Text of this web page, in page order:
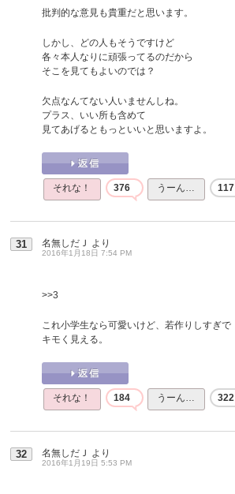
批判的な意見も貴重だと思います。
しかし、どの人もそうですけど
各々本人なりに頑張ってるのだから
そこを見てもよいのでは？
欠点なんてない人いませんしね。
プラス、いい所も含めて
見てあげるともっといいと思いますよ。
それな！ 376 うーん… 117
31 名無しだＪ より
2016年1月18日 7:54 PM
>>3
これ小学生なら可愛いけど、若作りしすぎで
キモく見える。
それな！ 184 うーん… 322
32 名無しだＪ より
2016年1月19日 5:53 PM